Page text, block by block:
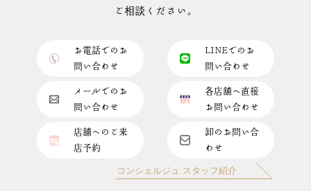
ご相談ください。
お電話でのお
問い合わせ
LINEでのお
問い合わせ
メールでのお
問い合わせ
各店舗へ直接
お問い合わせ
店舗へのご来
店予約
卸のお問い合
わせ
コンシェルジュ スタッフ紹介